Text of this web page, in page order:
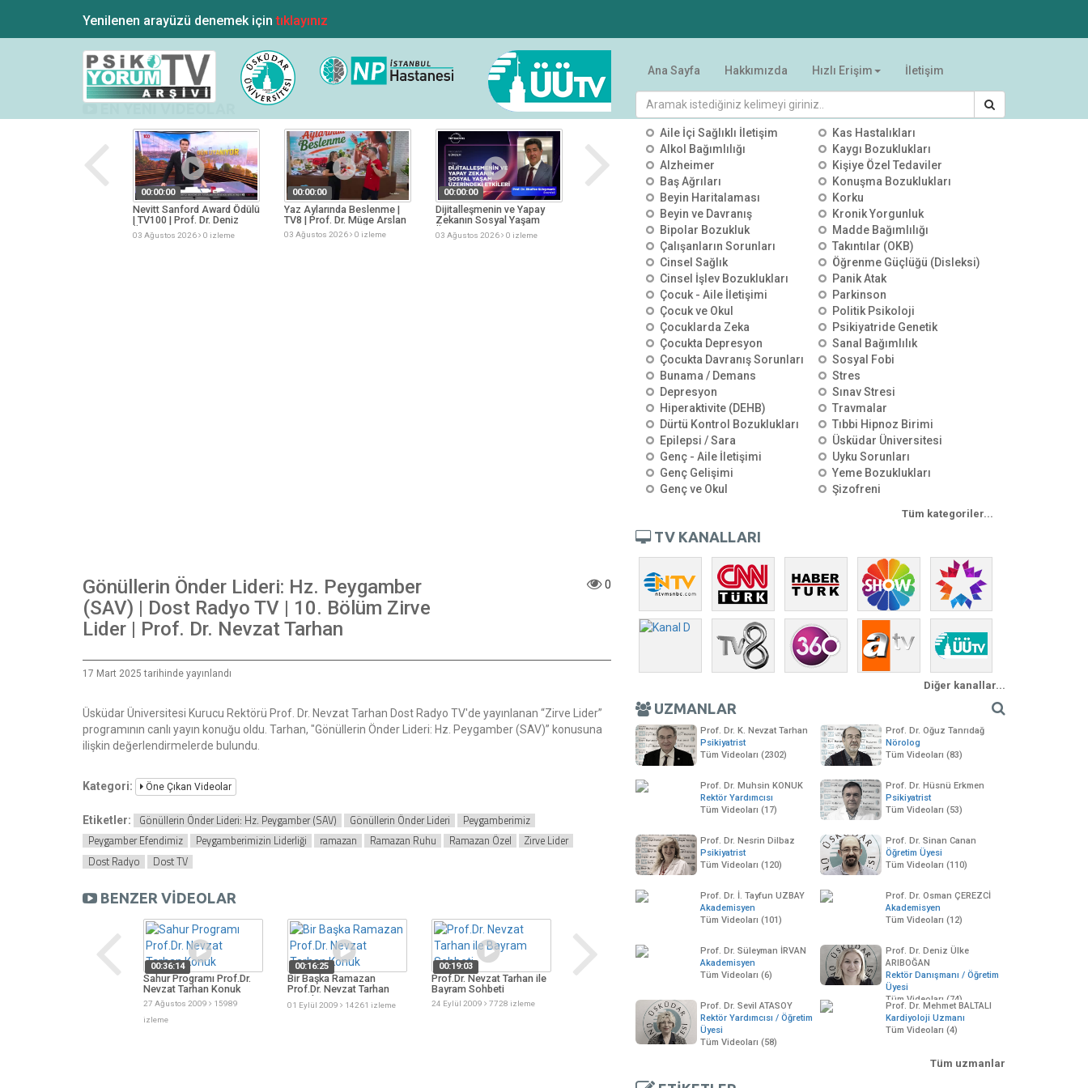
Yenilenen arayüzü denemek içintıklayınız
Ana Sayfa Hakkımızda Hızlı Erişim İletişim
tümü
00:00:00
Nevitt Sanford Award Ödülü
| TV100 | Prof. Dr. Deniz
Ülke Kaynak
03 Ağustos 2026 0 izleme
00:00:00
Yaz Aylarında Beslenme |
TV8 | Prof. Dr. Müge Arslan
03 Ağustos 2026 0 izleme
00:00:00
Dijitalleşmenin ve Yapay
Zekanın Sosyal Yaşam
Üzerindeki Etkileri | TRT
Radyo 1 | Prof. Dr. Ebulfez
03 Ağustos 2026 0 izleme
Çağımızda İnsanlar Neden
Kolay Yoldan Para
Kazanmanın Peşinde |
TGRT Haber | Prof. Dr.
Nevzat Tarhan
03 Ağustos 2026 0 izleme
Orman Yangınları | KOZA
TV | Dr. Öğr. Üyesi Rüştü
Uçan
03 Ağustos 2026 0 izleme
Üniversite Seçimi ve
Tercihler | AKİT TV | Prof. Dr.
Nevzat Tarhan
03 Ağustos 2026
Gönüllerin Önder Lideri: Hz. Peygamber
(SAV) | Dost Radyo TV | 10. Bölüm Zirve
Lider | Prof. Dr. Nevzat Tarhan
0
17 Mart 2025 tarihinde yayınlandı
Üsküdar Üniversitesi Kurucu Rektörü Prof. Dr. Nevzat Tarhan Dost Radyo TV'de yayınlanan “Zirve Lider”
programının canlı yayın konuğu oldu. Tarhan, "Gönüllerin Önder Lideri: Hz. Peygamber (SAV)” konusuna
ilişkin değerlendirmelerde bulundu.
Kategori: Öne Çıkan Videolar
Etiketler: Gönüllerin Önder Lideri: Hz. Peygamber (SAV) Gönüllerin Önder Lideri
Peygamberimiz
Peygamber Efendimiz
Peygamberimizin Liderliği ramazan Ramazan Ruhu Ramazan Özel
Zirve Lider
Dost Radyo
Dost TV
BENZER VİDEOLAR
00:36:14
Sahur Programı Prof.Dr.
Nevzat Tarhan Konuk
27 Ağustos 2009
15989
izleme
00:16:25
Bir Başka Ramazan
Prof.Dr. Nevzat Tarhan
Konuk
01 Eylül 2009 14261 izleme
00:19:03
Prof.Dr. Nevzat Tarhan ile
Bayram Sohbeti
24 Eylül 2009 7728 izleme
Nevzat Tarhan
6865 izleme
00:37:09
Psikolojisi
04 Ağustos 2011 9575 izleme
00:41:17
Ramazan Bereketi
19 Ağustos 2011 3930 izleme
KATEGORİLER
Aile İçi Sağlıklı İletişim
Alkol Bağımlılığı
Alzheimer
Baş Ağrıları
Beyin Haritalaması
Beyin ve Davranış
Bipolar Bozukluk
Çalışanların Sorunları
Cinsel Sağlık
Cinsel İşlev Bozuklukları
Çocuk - Aile İletişimi
Çocuk ve Okul
Çocuklarda Zeka
Çocukta Depresyon
Çocukta Davranış Sorunları
Bunama / Demans
Depresyon
Hiperaktivite (DEHB)
Dürtü Kontrol Bozuklukları
Epilepsi / Sara
Genç - Aile İletişimi
Genç Gelişimi
Genç ve Okul
Kas Hastalıkları
Kaygı Bozuklukları
Kişiye Özel Tedaviler
Konuşma Bozuklukları
Korku
Kronik Yorgunluk
Madde Bağımlılığı
Takıntılar (OKB)
Öğrenme Güçlüğü (Disleksi)
Panik Atak
Parkinson
Politik Psikoloji
Psikiyatride Genetik
Sanal Bağımlılık
Sosyal Fobi
Stres
Sınav Stresi
Travmalar
Tıbbi Hipnoz Birimi
Üsküdar Üniversitesi
Uyku Sorunları
Yeme Bozuklukları
Şizofreni
Tüm kategoriler...
TV KANALLARI
Diğer kanallar...
UZMANLAR
Prof. Dr. K. Nevzat Tarhan
Psikiyatrist
Tüm Videoları (2302)
Prof. Dr. Oğuz Tanrıdağ
Nörolog
Tüm Videoları (83)
Prof. Dr. Muhsin KONUK
Rektör Yardımcısı
Tüm Videoları (17)
Prof. Dr. Hüsnü Erkmen
Psikiyatrist
Tüm Videoları (53)
Prof. Dr. Nesrin Dilbaz
Psikiyatrist
Tüm Videoları (120)
Prof. Dr. Sinan Canan
Öğretim Üyesi
Tüm Videoları (110)
Prof. Dr. İ. Tayfun UZBAY
Akademisyen
Tüm Videoları (101)
Prof. Dr. Osman ÇEREZCİ
Akademisyen
Tüm Videoları (12)
Prof. Dr. Süleyman İRVAN
Akademisyen
Tüm Videoları (6)
Prof. Dr. Deniz Ülke
ARIBOĞAN
Rektör Danışmanı / Öğretim
Üyesi
Tüm Videoları (74)
Prof. Dr. Sevil ATASOY
Rektör Yardımcısı / Öğretim
Üyesi
Tüm Videoları (58)
Prof. Dr. Mehmet BALTALI
Kardiyoloji Uzmanı
Tüm Videoları (4)
Tüm uzmanlar